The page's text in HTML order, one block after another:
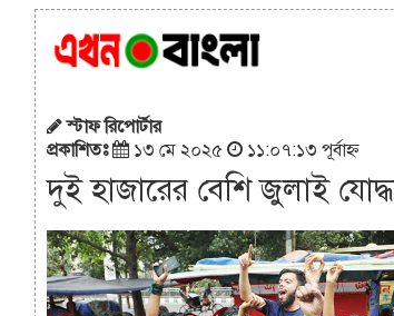
স্টাফ রিপোর্টার
প্রকাশিতঃ
১৩ মে ২০২৫ ১১:০৭:১৩ পূর্বাহ্ন
দুই হাজারের বেশি জুলাই